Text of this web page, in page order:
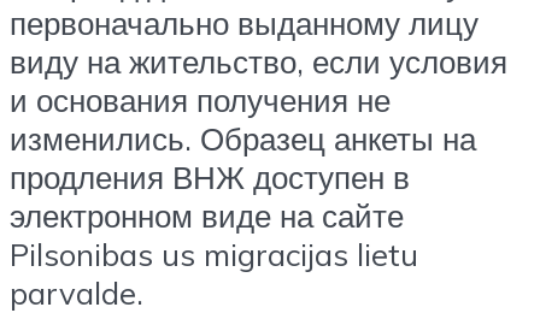
первоначально выданному лицу
виду на жительство, если условия
и основания получения не
изменились. Образец анкеты на
продления ВНЖ доступен в
электронном виде на сайте
Pilsonibas us migracijas lietu
parvalde.